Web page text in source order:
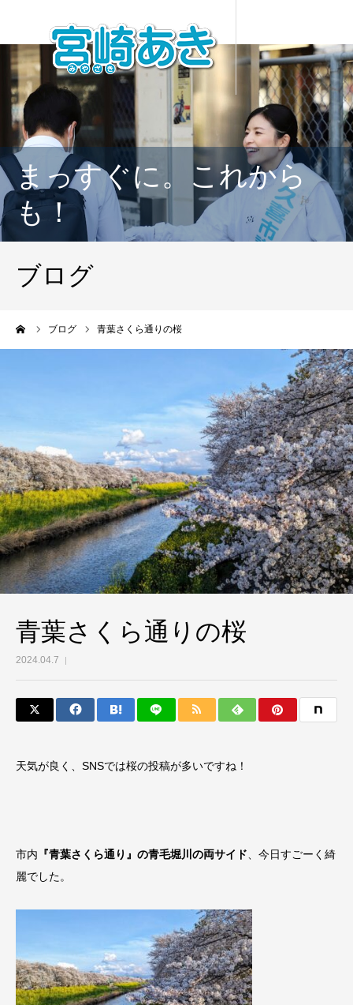
まっすぐに。これから
も！
ブログ
ブログ 青葉さくら通りの桜
青葉さくら通りの桜
2024.04.7
天気が良く、SNSでは桜の投稿が多いですね！
市内 『青葉さくら通り』の青毛堀川の両サイド 、今日すごーく綺
麗でした。